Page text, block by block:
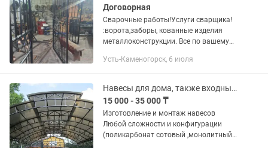
Договорная
Сварочные работы!Услуги сварщика!
:ворота,заборы, кованные изделия
металлоконструкции. Все по вашему
устанавливаем ВОРОТА,СДВИЖНЫЕ
Усть-Каменогорск, 6 июля
Навесы для дома, также входные группы любой сложности и конфигурации.
15 000 - 35 000 ₸
Изготовление и монтаж навесов
Любой сложности и конфигурации
(поликарбонат сотовый ,монолитный